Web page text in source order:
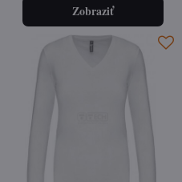
potlač loga.
Zobraziť